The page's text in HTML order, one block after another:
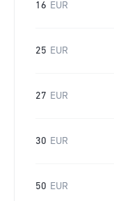
16 EUR
25 EUR
27 EUR
30 EUR
50 EUR